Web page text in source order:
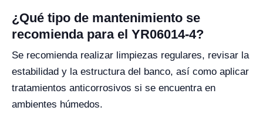
¿Qué tipo de mantenimiento se
recomienda para el YR06014-4?
Se recomienda realizar limpiezas regulares, revisar la
estabilidad y la estructura del banco, así como aplicar
tratamientos anticorrosivos si se encuentra en
ambientes húmedos.